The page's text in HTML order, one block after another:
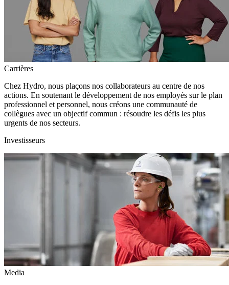
Carrières
Chez Hydro, nous plaçons nos collaborateurs au centre de nos
actions. En soutenant le développement de nos employés sur le plan
professionnel et personnel, nous créons une communauté de
collègues avec un objectif commun : résoudre les défis les plus
urgents de nos secteurs.
Investisseurs
Media